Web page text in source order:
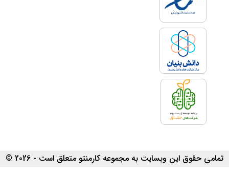
تمامی حقوق این وبسایت به مجموعه کارمنتو متعلق است - 2026 ©